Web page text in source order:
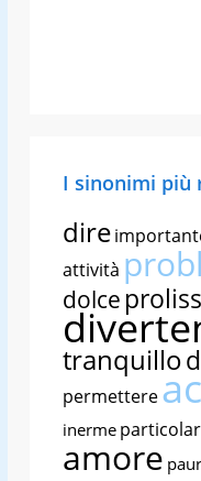
I sinonimi più
dire
attività
dolce
tranquillo
permettere
inerme
amore